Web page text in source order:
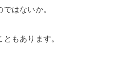
はないか。
もあります。